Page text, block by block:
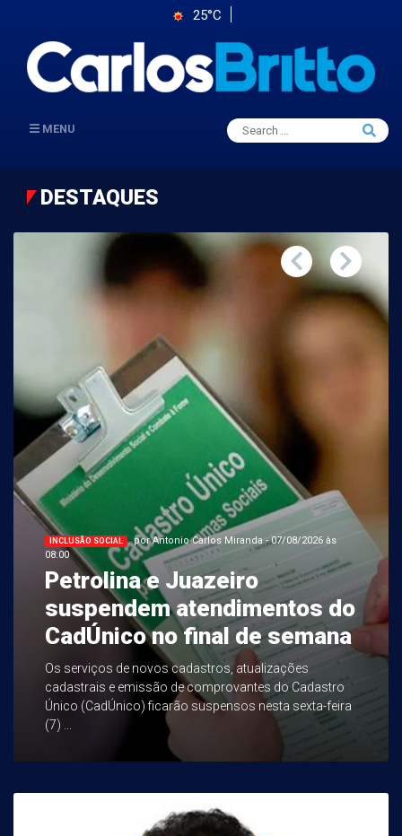
25°C
MENU
Search
for:
Search
DESTAQUES
INCLUSÃO SOCIAL
por Antonio Carlos Miranda - 07/08/2026 às
08:00
Petrolina e Juazeiro
suspendem atendimentos do
CadÚnico no final de semana
Os serviços de novos cadastros, atualizações
cadastrais e emissão de comprovantes do Cadastro
Único (CadÚnico) ficarão suspensos nesta sexta-feira
(7) ...